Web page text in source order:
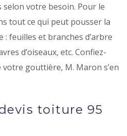
votre besoin. Pour le
tout ce qui peut pousser la
feuilles et branches d’arbre
d’oiseaux, etc. Confiez-
gouttière, M. Maron s’en
toiture 95